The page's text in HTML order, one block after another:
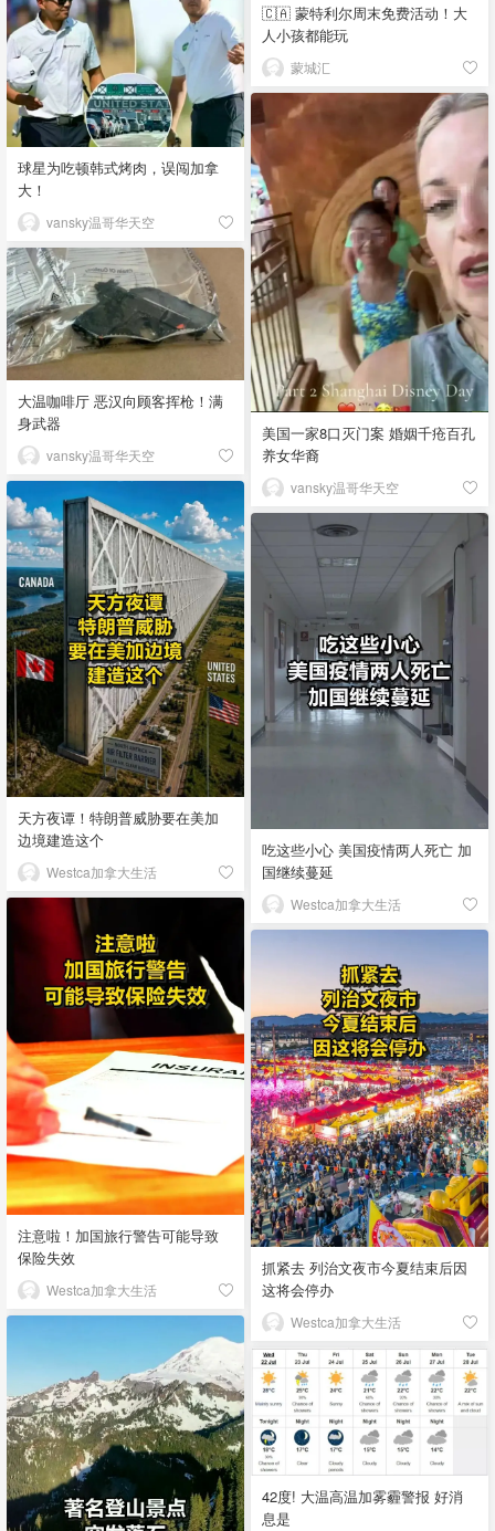
🇨🇦 蒙特利尔周末免费活动！大
人小孩都能玩
蒙城汇
球星为吃顿韩式烤肉，误闯加拿
大！
vansky温哥华天空
美国一家8口灭门案 婚姻千疮百孔
养女华裔
vansky温哥华天空
大温咖啡厅 恶汉向顾客挥枪！满
身武器
vansky温哥华天空
天方夜谭！特朗普威胁要在美加
边境建造这个
Westca加拿大生活
吃这些小心 美国疫情两人死亡 加
国继续蔓延
Westca加拿大生活
注意啦！加国旅行警告可能导致
保险失效
Westca加拿大生活
抓紧去 列治文夜市今夏结束后因
这将会停办
Westca加拿大生活
42度! 大温高温加雾霾警报 好消
息是